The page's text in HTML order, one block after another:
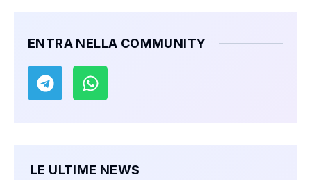
ENTRA NELLA COMMUNITY
LE ULTIME NEWS